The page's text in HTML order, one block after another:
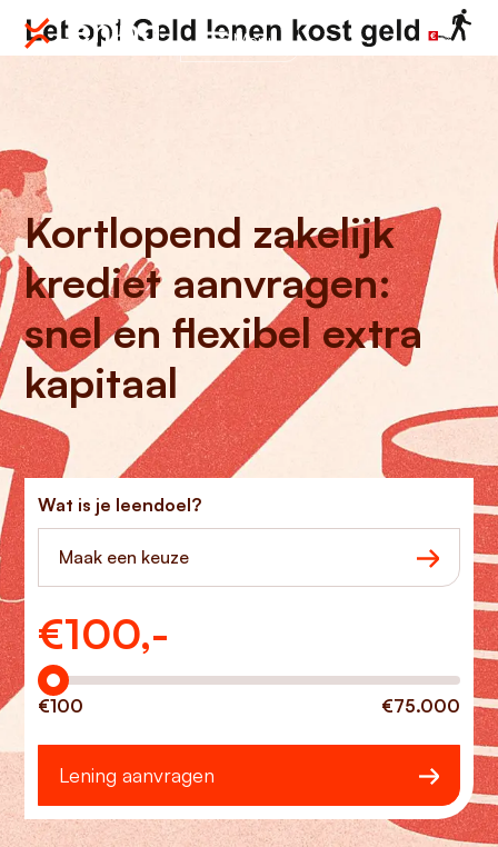
Menu
Kortlopend zakelijk
krediet aanvragen:
snel en flexibel extra
kapitaal
Wat is je leendoel?
Maak een keuze
€100,-
Hoeveel wilt u lenen?
€100 €75.000
Lening aanvragen